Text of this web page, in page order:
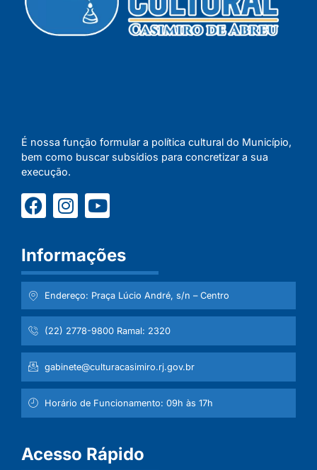
É nossa função formular a política cultural do Município,
bem como buscar subsídios para concretizar a sua
execução.
Informações
Endereço: Praça Lúcio André, s/n – Centro
(22) 2778-9800 Ramal: 2320
gabinete@culturacasimiro.rj.gov.br
Horário de Funcionamento: 09h às 17h
Acesso Rápido